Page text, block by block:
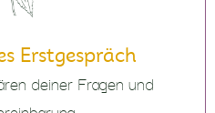
Erstgespräch
deiner Fragen und